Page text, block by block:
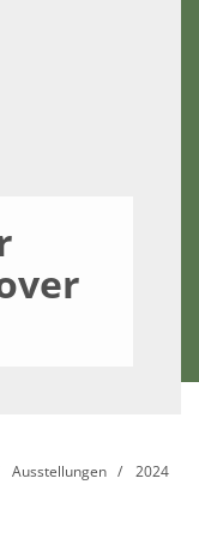
Ausstellungen
2024